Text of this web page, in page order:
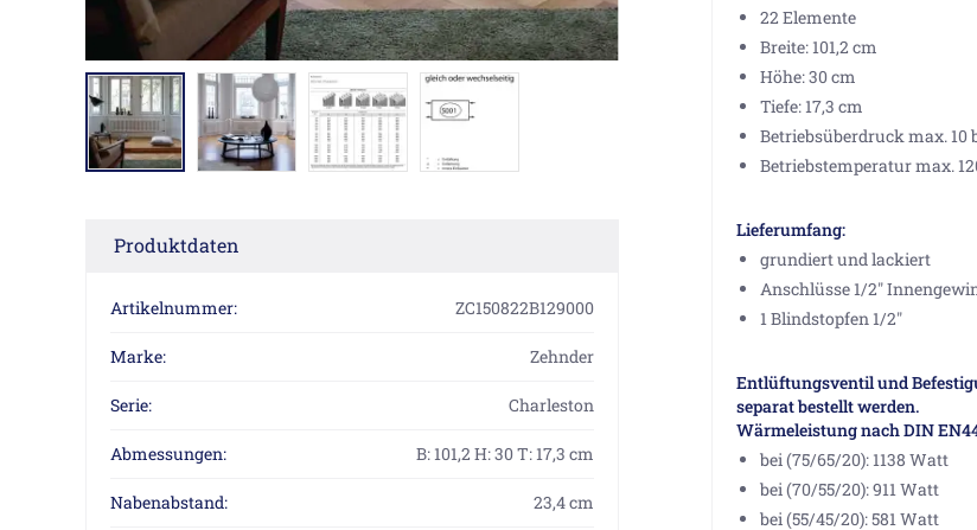
Produktdaten
Artikelnummer: ZC150822B129000
Marke: Zehnder
Serie: Charleston
Abmessungen: B: 101,2 H: 30 T: 17,3 cm
Nabenabstand: 23,4 cm
22 Elemente
Breite: 101,2 cm
Höhe: 30 cm
Tiefe: 17,3 cm
Betriebsüberdruck max. 10
Betriebstemperatur max.
Lieferumfang:
grundiert und lackiert
Anschlüsse 1/2"
1 Blindstopfen 1/2"
Entlüftungsventil und
separat bestellt werden.
Wärmeleistung nach DIN
bei (75/65/20): 1138 Watt
bei (70/55/20): 911 Watt
bei (55/45/20): 581 Watt